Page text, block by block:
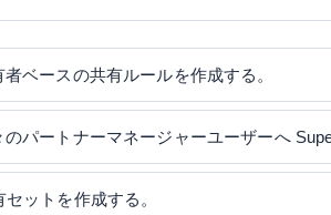
ベースの共有ルールを作成する。
のパートナーマネージャーユーザーへ
セットを作成する。